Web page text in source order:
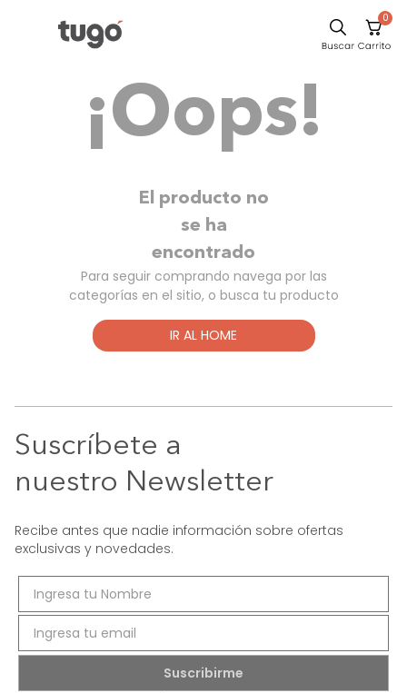
0
¡Oops!
El producto no
se ha
encontrado
Para seguir comprando navega por las
categorías en el sitio, o busca tu producto
IR AL HOME
Suscríbete a
nuestro Newsletter
Recibe antes que nadie información sobre ofertas
exclusivas y novedades.
Cama
Mesa Centro
Mesa Noche